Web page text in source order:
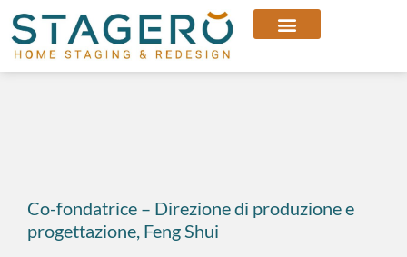
Co-fondatrice – Direzione di produzione e
progettazione, Feng Shui